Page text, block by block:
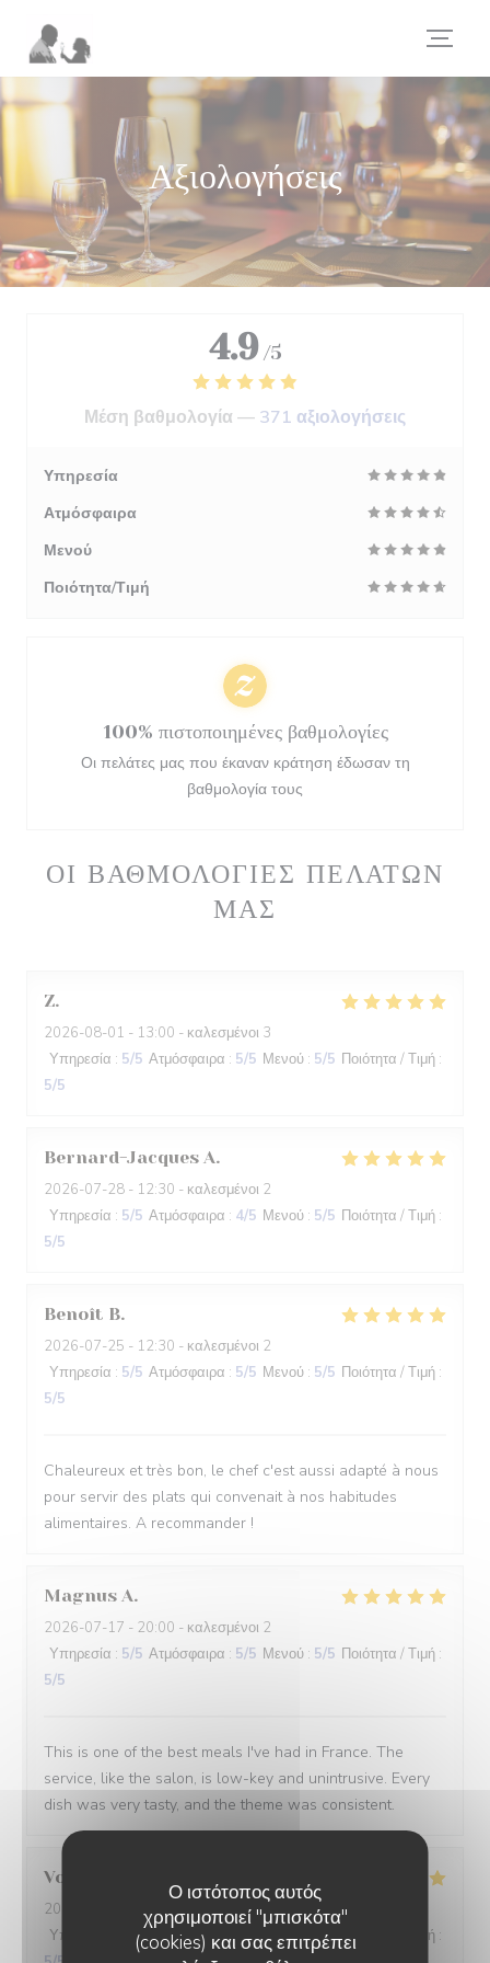
Ο ιστότοπος αυτός
χρησιμοποιεί "μπισκότα"
(cookies) και σας επιτρέπει
Αξιολογήσεις
ΟΙ ΒΑΘΜΟΛΟΓΊΕΣ ΠΕΛΑΤΏΝ
ΜΑΣ
Z
2026-08-01 - 13:00 - καλεσμένοι 3
Υπηρεσία : 5/5 Ατμόσφαιρα : 5/5 Μενού : 5/5 Ποιότητα / Τιμή :
5/5
Bernard-Jacques A
2026-07-28 - 12:30 - καλεσμένοι 2
Υπηρεσία : 5/5 Ατμόσφαιρα : 4/5 Μενού : 5/5 Ποιότητα / Τιμή :
5/5
Benoît B
2026-07-25 - 12:30 - καλεσμένοι 2
Υπηρεσία : 5/5 Ατμόσφαιρα : 5/5 Μενού : 5/5 Ποιότητα / Τιμή :
5/5
Chaleureux et très bon, le chef c'est aussi adapté à nous
pour servir des plats qui convenait à nos habitudes
alimentaires. A recommander !
Magnus A
2026-07-17 - 20:00 - καλεσμένοι 2
Υπηρεσία : 5/5 Ατμόσφαιρα : 5/5 Μενού : 5/5 Ποιότητα / Τιμή :
5/5
This is one of the best meals I've had in France. The
service, like the salon, is low-key and unintrusive. Every
dish was very tasty, and the theme was consistent.
Voisin
2026-07-11
- 12:45 - καλεσμένοι 2
Υπηρεσία
/5 Ατμόσφαιρα: 5/5 Μενού:5/5 Ποιότητα / Τιμή :
4.9 /5
Μέση βαθμολογία — 371 αξιολογήσεις
Υπηρεσία
Ατμόσφαιρα
Μενού
Ποιότητα/Τιμή
100% πιστοποιημένες βαθμολογίες
Οι πελάτες μας που έκαναν κράτηση έδωσαν τη
βαθμολογία τους